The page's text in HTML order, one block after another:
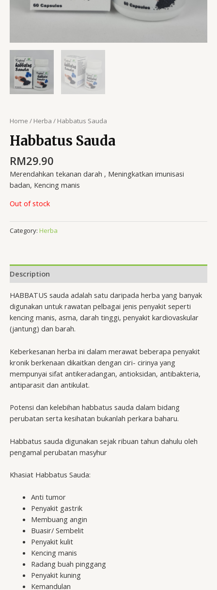
Home / Herba / Habbatus Sauda
Habbatus Sauda
RM29.90
Merendahkan tekanan darah , Meningkatkan imunisasi
badan, Kencing manis
Out of stock
Category: Herba
Description
HABBATUS sauda adalah satu daripada herba yang banyak
digunakan untuk rawatan pelbagai jenis penyakit seperti
kencing manis, asma, darah tinggi, penyakit kardiovaskular
(jantung) dan barah.
Keberkesanan herba ini dalam merawat beberapa penyakit
kronik berkenaan dikaitkan dengan ciri- cirinya yang
mempunyai sifat antikeradangan, antioksidan, antibakteria,
antiparasit dan antikulat.
Potensi dan kelebihan habbatus sauda dalam bidang
perubatan serta kesihatan bukanlah perkara baharu.
Habbatus sauda digunakan sejak ribuan tahun dahulu oleh
pengamal perubatan masyhur
Khasiat Habbatus Sauda:
Anti tumor
Penyakit gastrik
Membuang angin
Buasir/ Sembelit
Penyakit kulit
Kencing manis
Radang buah pinggang
Penyakit kuning
Kemandulan